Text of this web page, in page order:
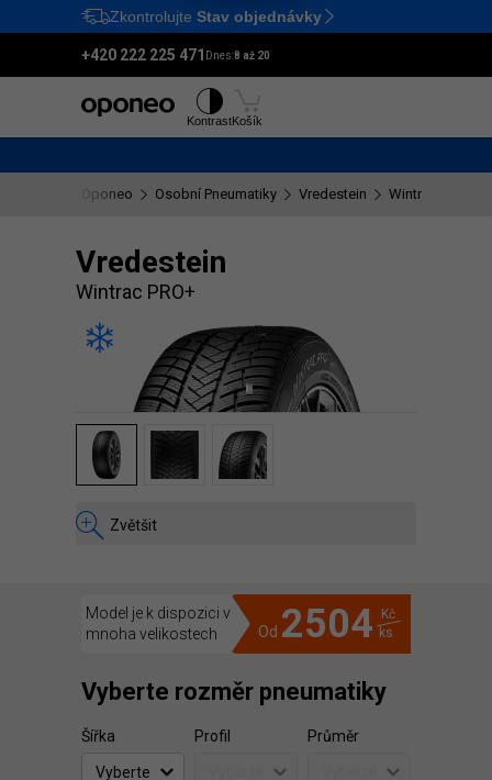
Ctrl M
Zkontrolujte Stav objednávky
+420 222 225 471 Dnes:8 až 20
KontrastKošík
Oponeo Osobní Pneumatiky Vredestein Wintrac PRO+
Vredestein
Wintrac PRO+
Zvětšit
Model je k dispozici v
mnoha velikostech
Od 2504
Kč
ks
Vyberte rozměr pneumatiky
Šířka Profil Průměr